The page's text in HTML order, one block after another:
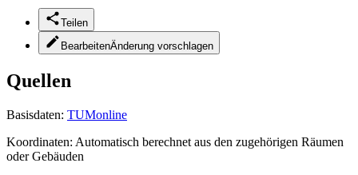
Teilen
BearbeitenÄnderung vorschlagen
Quellen
Basisdaten: TUMonline
Koordinaten: Automatisch berechnet aus den zugehörigen Räumen
oder Gebäuden